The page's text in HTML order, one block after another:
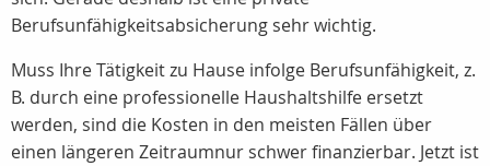
Berufsunfähigkeitsabsicherung sehr wichtig.
Muss Ihre Tätigkeit zu Hause infolge Berufsunfähigkeit, z.
B. durch eine professionelle Haushaltshilfe ersetzt
werden, sind die Kosten in den meisten Fällen über
einen längeren Zeitraumnur schwer finanzierbar. Jetzt ist